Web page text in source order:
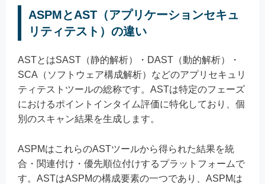
ASPMとAST（アプリケーションセキュ
リティテスト）の違い
ASTとはSAST（静的解析）・DAST（動的解析）・
SCA（ソフトウェア構成解析）などのアプリセキュリ
ティテストツールの総称です。ASTは特定のフェーズ
におけるポイントインタイム評価に特化しており、個
別のスキャン結果を生成します。
ASPMはこれらのASTツールから得られた結果を統
合・関連付け・優先順位付けするプラットフォームで
す。ASTはASPMの構成要素の一つであり、ASPMは